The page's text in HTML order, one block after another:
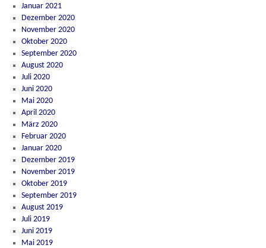
Januar 2021
Dezember 2020
November 2020
Oktober 2020
September 2020
August 2020
Juli 2020
Juni 2020
Mai 2020
April 2020
März 2020
Februar 2020
Januar 2020
Dezember 2019
November 2019
Oktober 2019
September 2019
August 2019
Juli 2019
Juni 2019
Mai 2019